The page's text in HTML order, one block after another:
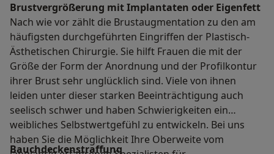
Brustvergrößerung mit Implantaten oder Eigenfett
Nach wie vor zählt die Brustaugmentation zu den am
häufigsten durchgeführten Eingriffen der Plastisch-
Ästhetischen Chirurgie. Sie hilft Frauen die mit der
Größe der Form der Anordnung und der Profilkontur
ihrer Brust sehr unglücklich sind. Viele von ihnen
leiden unter dieser starken Beeinträchtigung auch
seelisch schwer und haben Schwierigkeiten ein
weibliches Selbstwertgefühl zu entwickeln. Bei uns
haben Sie die Möglichkeit Ihre Oberweite vom
Bauchdeckenstraffung